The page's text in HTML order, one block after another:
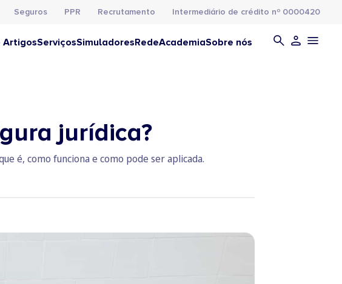
Seguros PPR Recrutamento Intermediário de crédito nº 0000420
ArtigosServiçosSimuladoresRedeAcademiaSobre nós
jurídica?
é, como funciona e como pode ser aplicada.